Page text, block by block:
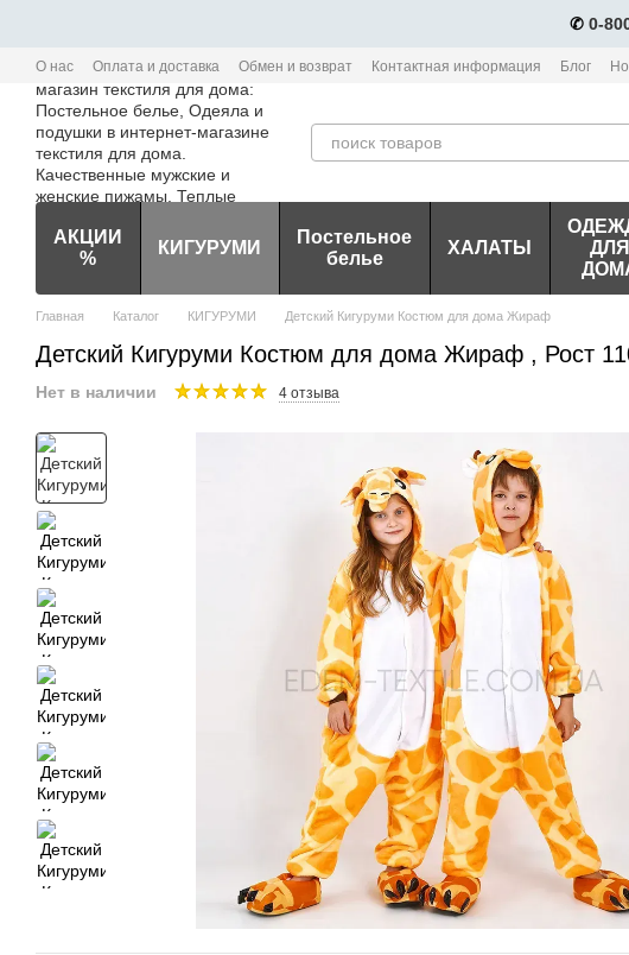
✆ 0-
О нас Оплата и доставка Обмен и возврат Контактная информация Блог
Политика конфиденциальности мобильного приложения Edem-Textile
АКЦИИ
%
КИГУРУМИ
Постельное
белье
ХАЛАТЫ
ДЛЯ
Главная Каталог КИГУРУМИ Детский Кигуруми Костюм для дома Жираф
Детский Кигуруми Костюм для дома Жираф , Рост
Нет в наличии 4 отзыва